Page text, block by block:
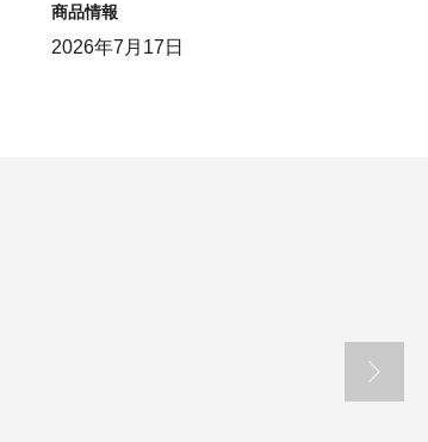
商品情報
2026年7月17日